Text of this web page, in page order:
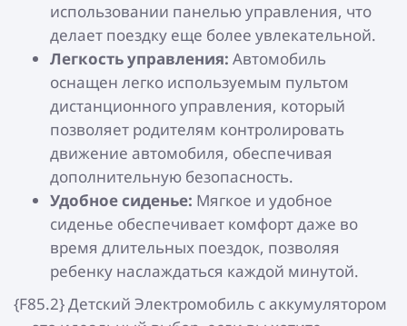
использовании панелью управления, что
делает поездку еще более увлекательной.
Легкость управления: Автомобиль
оснащен легко используемым пультом
дистанционного управления, который
позволяет родителям контролировать
движение автомобиля, обеспечивая
дополнительную безопасность.
Удобное сиденье: Мягкое и удобное
сиденье обеспечивает комфорт даже во
время длительных поездок, позволяя
ребенку наслаждаться каждой минутой.
{F85.2} Детский Электромобиль с аккумулятором